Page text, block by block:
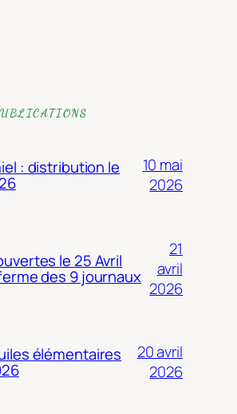
: distribution le
10 mai
2026
le 25 Avril
des 9 journaux
21
avril
2026
élémentaires
20 avril
2026